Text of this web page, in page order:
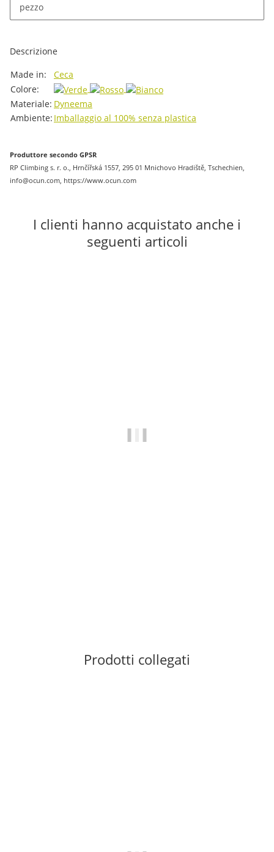
pezzo
Sono disponibili diverse varianti di questo articolo. Seleziona
la variante desiderata.
Descrizione
#productDetails.itemInformation#
#productDetails.itemValue#
Made in:
Ceca
Colore:
Materiale: Dyneema
Ambiente: Imballaggio al 100% senza plastica
Produttore secondo GPSR
RP Climbing s. r. o., Hrnčířská 1557, 295 01 Mnichovo Hradiště, Tschechien,
info@ocun.com, https://www.ocun.com
I clienti hanno acquistato anche i
seguenti articoli
Prodotti collegati